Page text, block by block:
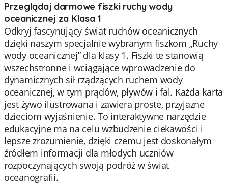
Przeglądaj darmowe fiszki ruchy wody
oceanicznej za Klasa 1
Odkryj fascynujący świat ruchów oceanicznych
dzięki naszym specjalnie wybranym fiszkom „Ruchy
wody oceanicznej” dla klasy 1. Fiszki te stanowią
wszechstronne i wciągające wprowadzenie do
dynamicznych sił rządzących ruchem wody
oceanicznej, w tym prądów, pływów i fal. Każda karta
jest żywo ilustrowana i zawiera proste, przyjazne
dzieciom wyjaśnienie. To interaktywne narzędzie
edukacyjne ma na celu wzbudzenie ciekawości i
lepsze zrozumienie, dzięki czemu jest doskonałym
źródłem informacji dla młodych uczniów
rozpoczynających swoją podróż w świat
oceanografii.